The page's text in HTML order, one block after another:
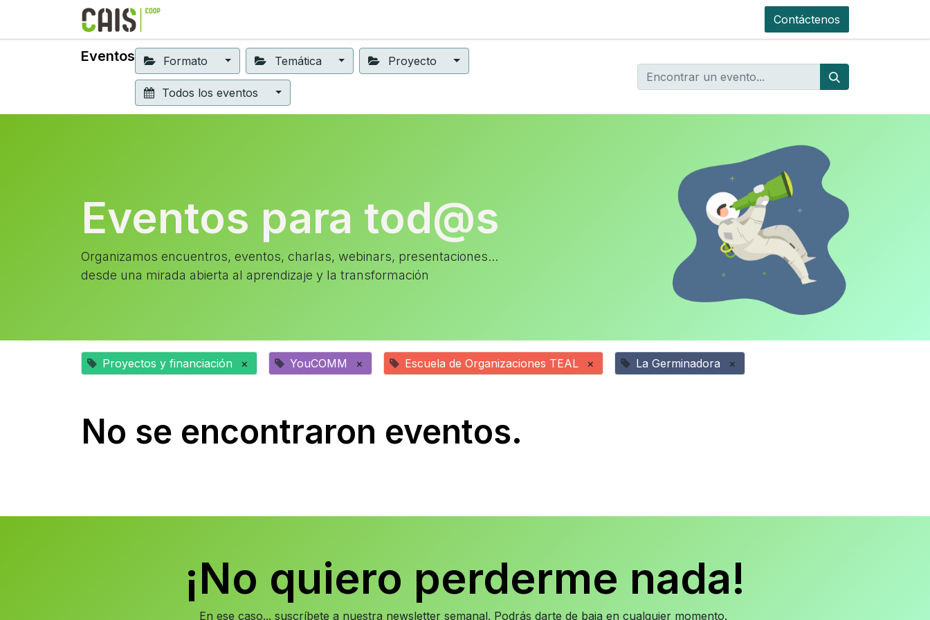
Contáctenos
Eventos Formato Temática Proyecto
Todos los eventos
Eventos para tod@s
Organizamos encuentros, eventos, charlas, webinars, presentaciones...
desde una mirada abierta al aprendizaje y la transformación
Proyectos y financiación × YouCOMM × Escuela de Organizaciones TEAL × La Germinadora ×
No se encontraron eventos.
¡No quiero perderme nada!
En ese caso... suscríbete a nuestra newsletter semanal. Podrás darte de baja en cualquier momento.